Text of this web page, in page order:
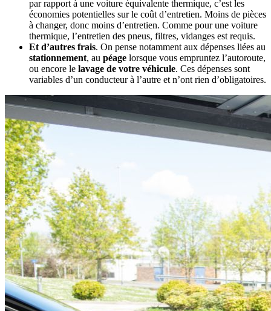
par rapport à une voiture équivalente thermique, c’est les
économies potentielles sur le coût d’entretien. Moins de pièces
à changer, donc moins d’entretien. Comme pour une voiture
thermique, l’entretien des pneus, filtres, vidanges est requis.
Et d’autres frais. On pense notamment aux dépenses liées au
stationnement, au péage lorsque vous empruntez l’autoroute,
ou encore le lavage de votre véhicule. Ces dépenses sont
variables d’un conducteur à l’autre et n’ont rien d’obligatoires.